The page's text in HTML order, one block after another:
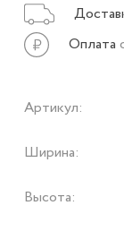
Оплата
Артикул:
Ширина:
Высота: